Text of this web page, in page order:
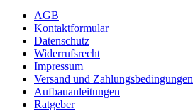
AGB
Kontaktformular
Datenschutz
Widerrufsrecht
Impressum
Versand und Zahlungsbedingungen
Aufbauanleitungen
Ratgeber